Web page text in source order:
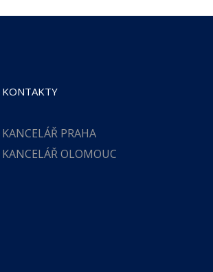
KONTAKTY
KANCELÁŘ PRAHA
KANCELÁŘ OLOMOUC